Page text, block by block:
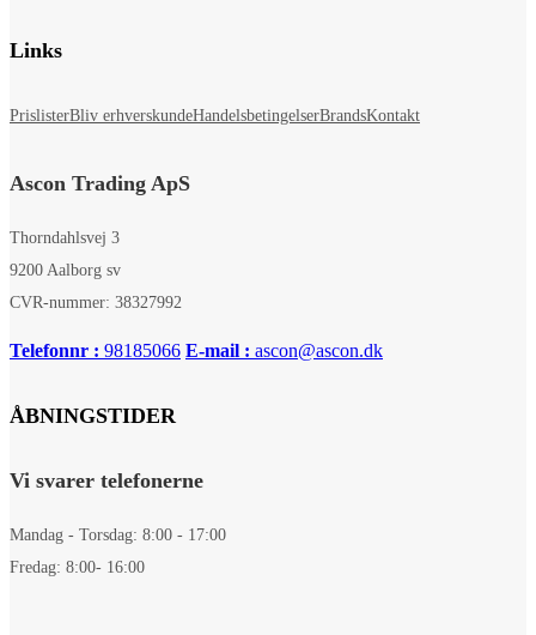
Links
PrislisterBliv erhverskundeHandelsbetingelserBrandsKontakt
Ascon Trading ApS
Thorndahlsvej 3
9200 Aalborg sv
CVR-nummer: 38327992
Telefonnr : 98185066 E-mail : ascon@ascon.dk
ÅBNINGSTIDER
Vi svarer telefonerne
Mandag - Torsdag: 8:00 - 17:00
Fredag: 8:00- 16:00